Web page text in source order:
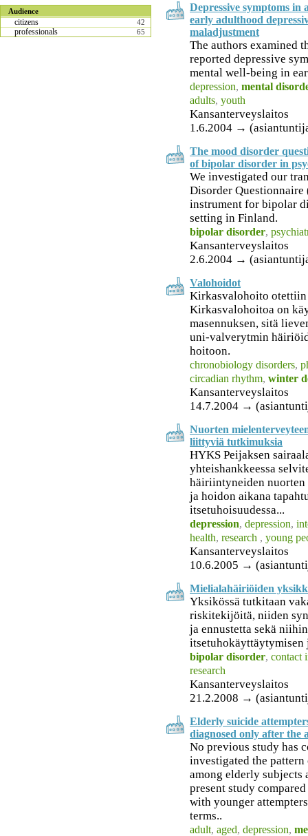
Audience
citizens 42
professionals 65
Depressive symptoms in
early adulthood
maladjustment
The authors examined
reported depressive
mental well-being in
depression, mental
adults, youth
Kansanterveyslaitos
1.6.2004 →
The mood disorder
of bipolar disorder in
We investigated our
Disorder Questionnaire
instrument for bipolar
setting in Finland.
bipolar disorder,
Kansanterveyslaitos
2.6.2004 →
Valohoidot
Kirkasvalohoito
Kirkasvalohoitoa on
masennuksen, sitä
uni-valverytmin
hoitoon.
chronobiology disorders,
circadian rhythm, winter
Kansanterveyslaitos
14.7.2004 →
Nuorten
liittyviä tutkimuksia
HYKS Peijaksen
yhteishankkeessa
häiriintyneiden nuorten
ja hoidon aikana
itsetuhoisuudessa...
depression, depression,
health, research , young
Kansanterveyslaitos
10.6.2005 →
Mielialahäiriöiden
Yksikössä tutkitaan
riskitekijöitä, niiden
ja ennustetta sekä
bipolar disorder, contact
research
Kansanterveyslaitos
21.2.2008 →
Elderly suicide
diagnosed only after the
No previous study has
investigated the
among elderly subjects
present study
with younger
terms..
adult, aged, depression,